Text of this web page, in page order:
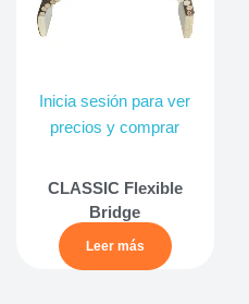
Inicia sesión para ver
precios y comprar
CLASSIC Flexible
Bridge
Leer más